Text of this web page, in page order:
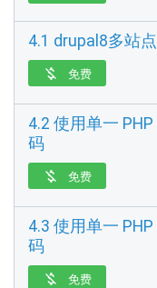
4.1 drupal8多站
 免费
4.2 使用单一
码
 免费
4.3 使用单一
码
 免费